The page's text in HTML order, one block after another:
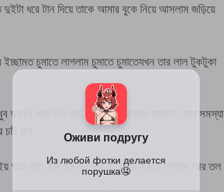
ধরে টান দিয়ে তাকে আমার বুকে নিয়ে আসলাম জড়িয়ে
ইচ্ছামত চুমাতে লাগলাম চুমাতে চুমাতেযখন তার লাল টুকটুকা
দুরবল বাধা ছিল তাই পেন্টি হাটু পরযন্ত নামাতে কোন সমস্যা
গল্প
ইয় আহ আহ ইস ইস উহ উহ করে শব্দ করতে লাগলো আর তল